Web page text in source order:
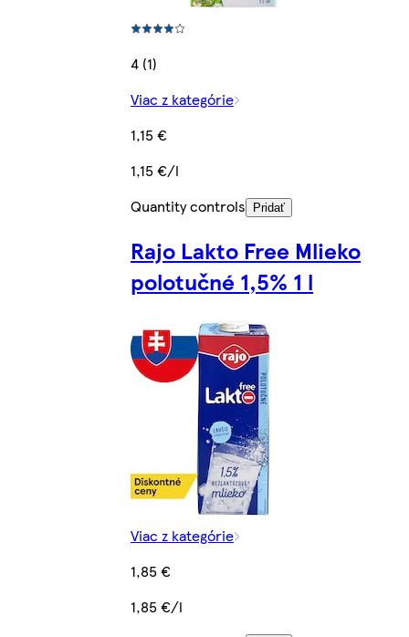
4 (1)
Viac z kategórie
1,15 €
1,15 €/l
Quantity controls
Pridať
Rajo Lakto Free Mlieko
polotučné 1,5% 1 l
Viac z kategórie
1,85 €
1,85 €/l